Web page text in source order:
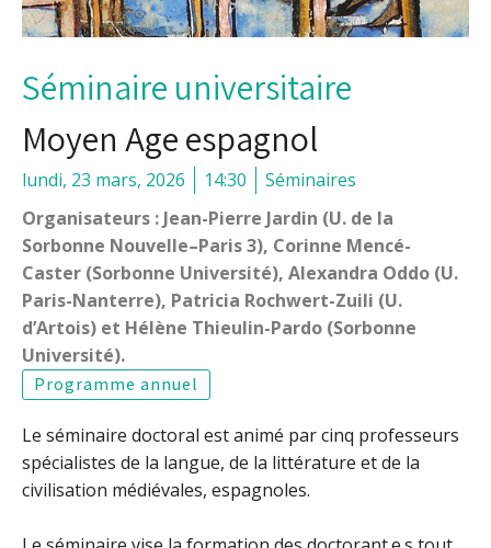
Séminaire universitaire
Moyen Age espagnol
lundi, 23 mars, 2026 14:30
Séminaires
Organisateurs : Jean-Pierre Jardin (U. de la
Sorbonne Nouvelle–Paris 3), Corinne Mencé-
Caster (Sorbonne Université), Alexandra Oddo (U.
Paris-Nanterre), Patricia Rochwert-Zuili (U.
d’Artois) et Hélène Thieulin-Pardo (Sorbonne
Université).
Programme annuel
Le séminaire doctoral est animé par cinq professeurs
spécialistes de la langue, de la littérature et de la
civilisation médiévales, espagnoles.